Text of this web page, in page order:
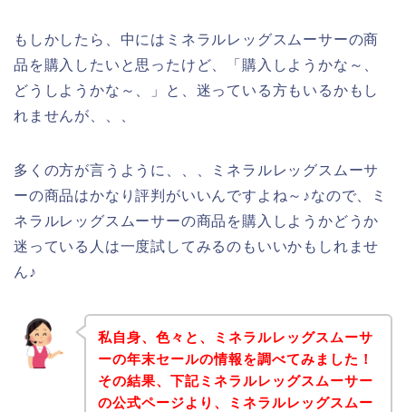
もしかしたら、中にはミネラルレッグスムーサーの商
品を購入したいと思ったけど、「購入しようかな～、
どうしようかな～、」と、迷っている方もいるかもし
れませんが、、、
多くの方が言うように、、、ミネラルレッグスムーサ
ーの商品はかなり評判がいいんですよね～♪なので、ミ
ネラルレッグスムーサーの商品を購入しようかどうか
迷っている人は一度試してみるのもいいかもしれませ
ん♪
私自身、色々と、ミネラルレッグスムーサ
ーの年末セールの情報を調べてみました！
その結果、下記ミネラルレッグスムーサー
の公式ページより、ミネラルレッグスムー